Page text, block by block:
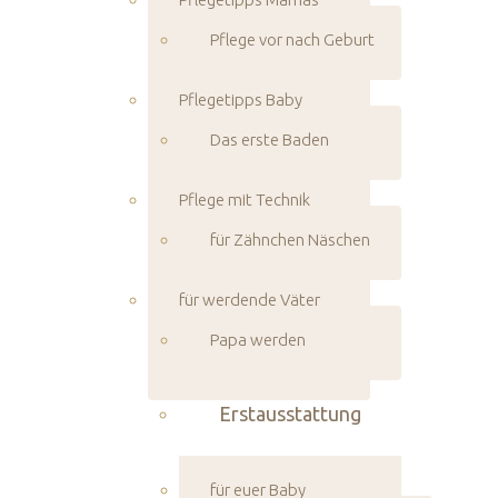
Pflege vor nach Geburt
Pflegetipps Baby
Das erste Baden
Pflege mit Technik
für Zähnchen Näschen
für werdende Väter
Papa werden
Erstausstattung
für euer Baby